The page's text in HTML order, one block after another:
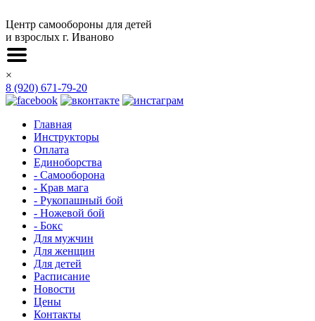
Центр самообороны для детей
и взрослых г. Иваново
×
8 (920) 671-79-20
Главная
Инструкторы
Оплата
Единоборства
- Самооборона
- Крав мага
- Рукопашный бой
- Ножевой бой
- Бокс
Для мужчин
Для женщин
Для детей
Расписание
Новости
Цены
Контакты